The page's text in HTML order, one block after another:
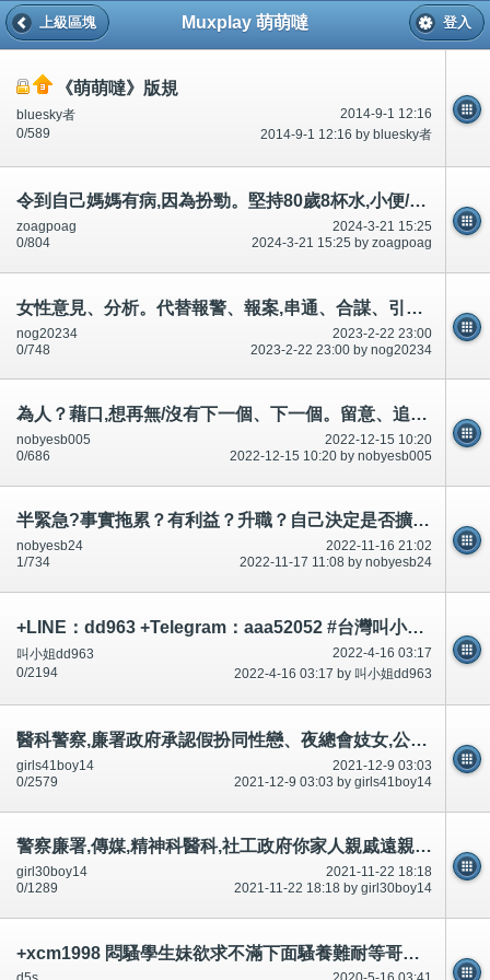
Muxplay 萌萌噠
上級區塊 登入
《萌萌噠》版規
2014-9-1 12:16
bluesky者
2014-9-1 12:16 by bluesky者
0/589
令到自己媽媽有病,因為扮勁。堅持80歲8杯水,小便/廁所8次7餐的人，住老人院有圖片
2024-3-21 15:25
zoagpoag
2024-3-21 15:25 by zoagpoag
0/804
女性意見、分析。代替報警、報案,串通、合謀、引誘1-100歲男女,投資、金融。陷阱,升職
2023-2-22 23:00
nog20234
2023-2-22 23:00 by nog20234
0/748
為人？藉口,想再無/沒有下一個、下一個。留意、追蹤、電腦手機黑客、入侵.使用鼻屎壁虎,火災,死
2022-12-15 10:20
nobyesb005
2022-12-15 10:20 by nobyesb005
0/686
半緊急?事實拖累？有利益？升職？自己決定是否擴散.市民知道。
2022-11-16 21:02
nobyesb24
2022-11-17 11:08 by nobyesb24
1/734
+LINE：dd963 +Telegram：aaa52052 #台灣叫小姐 #台中叫小姐 #台北叫小姐 #高雄叫小姐 #新竹叫小姐 #台南叫小姐 #彰化叫小
2022-4-16 03:17
叫小姐dd963
2022-4-16 03:17 by 叫小姐dd963
0/2194
醫科警察,廉署政府承認假扮同性戀、夜總會妓女,公園車,沙灘脫光裸體引誘迷惑,不可以豁免犯法和升職-公開
2021-12-9 03:03
girls41boy14
2021-12-9 03:03 by girls41boy14
0/2579
警察廉署,傳媒,精神科醫科,社工政府你家人親戚遠親大量讀書唔識唔開心自殺死,因為?好多年,好多討論區有講
2021-11-22 18:18
girl30boy14
2021-11-22 18:18 by girl30boy14
0/1289
+xcm1998 悶騷學生妹欲求不滿下面騷養難耐等哥哥插她小穴穴